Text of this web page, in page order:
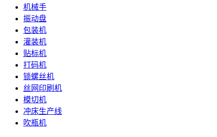
机械手
振动盘
包装机
灌装机
贴标机
打码机
锁螺丝机
丝网印刷机
模切机
冲床生产线
吹瓶机